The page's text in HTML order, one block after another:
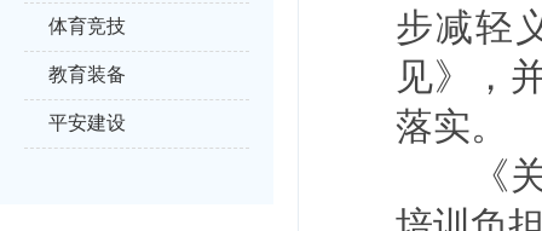
体育竞技
教育装备
平安建设
步减轻
见》，
落实。
《关